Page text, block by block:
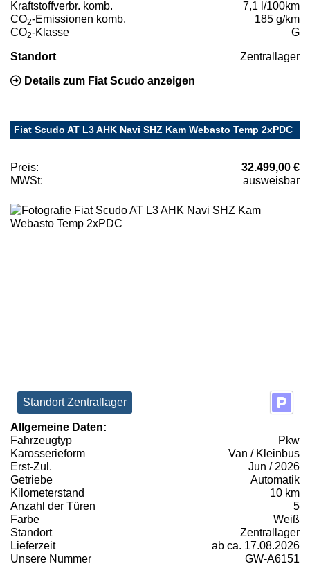
Kraftstoffverbr. komb.
7,1 l/100km
CO2-Emissionen komb.
185 g/km
CO2-Klasse G
Standort Zentrallager
Details zum Fiat Scudo anzeigen
Fiat Scudo AT L3 AHK Navi SHZ Kam Webasto Temp 2xPDC
Preis:
32.499,00 €
MWSt:
ausweisbar
Standort Zentrallager
Allgemeine Daten:
Fahrzeugtyp
Pkw
Karosserieform
Van / Kleinbus
Erst-Zul.
Jun / 2026
Getriebe
Automatik
Kilometerstand
10 km
Anzahl der Türen
5
Farbe
Weiß
Standort
Zentrallager
Lieferzeit
ab ca. 17.08.2026
Unsere Nummer
GW-A6151